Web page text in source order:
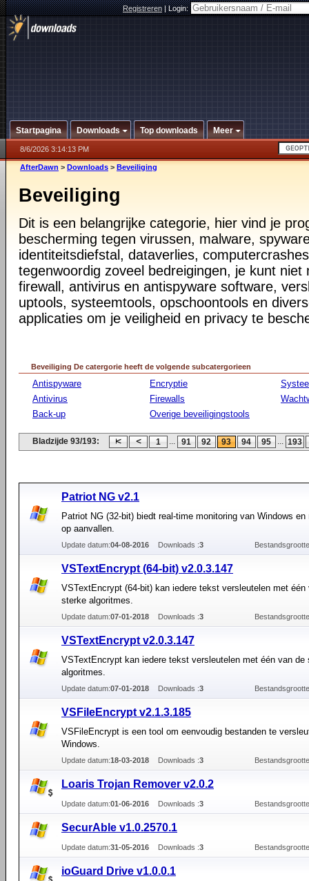
Registreren|Login:
Startpagina Downloads Top downloads Meer
8/6/2026 3:14:13 PM
AfterDawn > Downloads > Beveiliging
Beveiliging
Dit is een belangrijke categorie, hier vind je
bescherming tegen virussen, malware,
identiteitsdiefstal, dataverlies,
tegenwoordig zoveel bedreigingen, je kunt
firewall, antivirus en antispyware software,
uptools, systeemtools, opschoontools en
applicaties om je veiligheid en privacy te
Beveiliging De catergorie heeft de volgende subcatergorieen
Antispyware
Antivirus
Back-up
Encryptie
Firewalls
Overige beveiligingstools
Bladzijde 93/193: 1 ... 91 92 93 94 95 ... 193
Patriot NG v2.1
Patriot NG (32-bit) biedt real-time monitoring van Windows en
op aanvallen.
Update datum:04-08-2016 Downloads :3
VSTextEncrypt (64-bit) v2.0.3.147
VSTextEncrypt (64-bit) kan iedere tekst versleutelen met één
sterke algoritmes.
Update datum:07-01-2018 Downloads :3
VSTextEncrypt v2.0.3.147
VSTextEncrypt kan iedere tekst versleutelen met één van de
algoritmes.
Update datum:07-01-2018 Downloads :3
VSFileEncrypt v2.1.3.185
VSFileEncrypt is een tool om eenvoudig bestanden te
Windows.
Update datum:18-03-2018 Downloads :3
Loaris Trojan Remover v2.0.2
Update datum:01-06-2016 Downloads :3
SecurAble v1.0.2570.1
Update datum:31-05-2016 Downloads :3
ioGuard Drive v1.0.0.1